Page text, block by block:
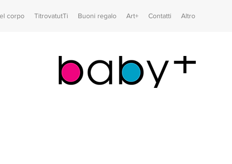
corpo TitrovatutTi Buoni regalo Art+ Contatti Altro